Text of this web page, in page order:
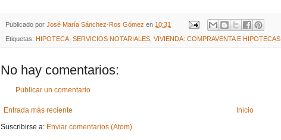
Publicado por José María Sánchez-Ros Gómez en 10:31
Etiquetas: HIPOTECA SERVICIOS NOTARIALES VIVIENDA: COMPRAVENTA E HIPOTECAS
No hay comentarios:
Publicar un comentario
Entrada más reciente
Inicio
Suscribirse a: Enviar comentarios (Atom)